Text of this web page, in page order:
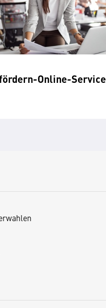
Online-Service